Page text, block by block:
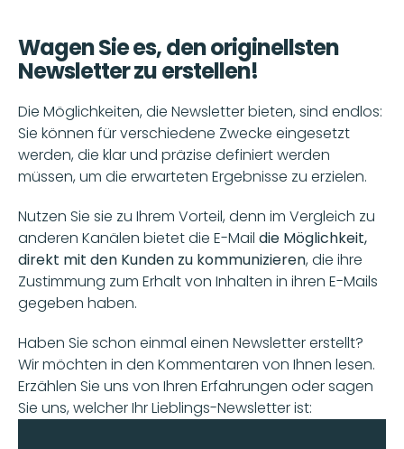
Wagen Sie es, den originellsten
Newsletter zu erstellen!
Die Möglichkeiten, die Newsletter bieten, sind endlos:
Sie können für verschiedene Zwecke eingesetzt
werden, die klar und präzise definiert werden
müssen, um die erwarteten Ergebnisse zu erzielen.
Nutzen Sie sie zu Ihrem Vorteil, denn im Vergleich zu
anderen Kanälen bietet die E-Mail die Möglichkeit,
direkt mit den Kunden zu kommunizieren, die ihre
Zustimmung zum Erhalt von Inhalten in ihren E-Mails
gegeben haben.
Haben Sie schon einmal einen Newsletter erstellt?
Wir möchten in den Kommentaren von Ihnen lesen.
Erzählen Sie uns von Ihren Erfahrungen oder sagen
Sie uns, welcher Ihr Lieblings-Newsletter ist: